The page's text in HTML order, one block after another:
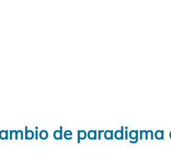
de paradigma